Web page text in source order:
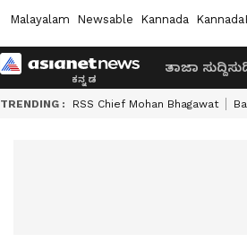
Malayalam Newsable Kannada
ತಾಜಾ ಸುದ್ದಿ
TRENDING : RSS Chief Mohan Bhagawat